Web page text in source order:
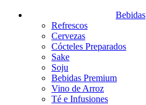
Bebidas
Refrescos
Cervezas
Cócteles Preparados
Sake
Soju
Bebidas Premium
Vino de Arroz
Té e Infusiones